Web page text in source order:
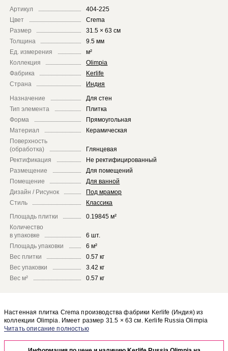
Артикул
404-225
Цвет
Crema
Размер
31.5 × 63 см
Толщина
9.5 мм
Ед. измерения
м²
Коллекция
Olimpia
Фабрика
Kerlife
Страна
Индия
Назначение
Для стен
Тип элемента
Плитка
Форма
Прямоугольная
Материал
Керамическая
Поверхность
(обработка)
Глянцевая
Ректификация
Не ректифицированный
Размещение
Для помещений
Помещение
Для ванной
Дизайн / Рисунок
Под мрамор
Стиль
Классика
Площадь плитки
0.19845 м²
Количество
в упаковке
6 шт.
Площадь упаковки
6 м²
Вес плитки
0.57 кг
Вес упаковки
3.42 кг
Вес м²
0.57 кг
Настенная плитка Crema производства фабрики Kerlife (Индия) из
коллекции Olimpia. Имеет размер 31.5 × 63 см. Kerlife Russia Olimpia
Crema отлично сочетается с другими элементами коллекции Olimpia.
отделке Вашего помещения, закажите бесплатный дизайн-проект с